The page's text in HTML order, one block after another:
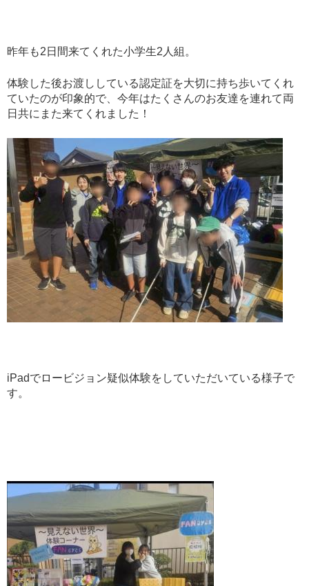
昨年も2日間来てくれた小学生2人組。
体験した後お渡ししている認定証を大切に持ち歩いてくれ
ていたのが印象的で、今年はたくさんのお友達を連れて両
日共にまた来てくれました！
iPadでロービジョン疑似体験をしていただいている様子で
す。